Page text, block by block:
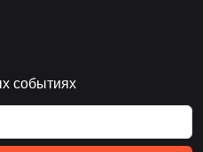
событиях